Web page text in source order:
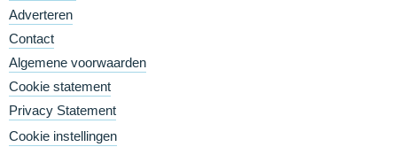
Adverteren
Contact
Algemene voorwaarden
Cookie statement
Privacy Statement
Cookie instellingen